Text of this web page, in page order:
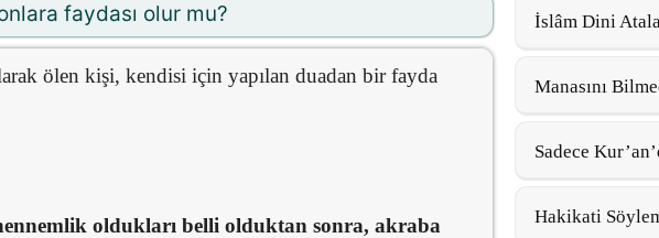
faydası olur mu?
ölen kişi, kendisi için yapılan duadan bir fayda
oldukları belli olduktan sonra, akraba
İslâm Dini
Manasını
Sadece
Hakikati